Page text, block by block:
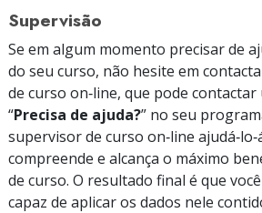
Supervisão
Se em algum momento precisar de
do seu curso, não hesite em
de curso on‑line, que pode
“Precisa de ajuda?” no seu
supervisor de curso on‑line
compreende e alcança o máximo
de curso. O resultado final é que
capaz de aplicar os dados nele